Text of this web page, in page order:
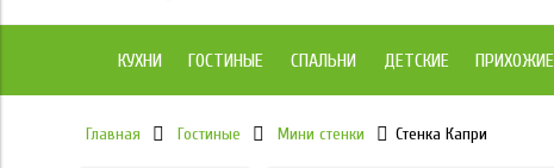
КУХНИ ГОСТИНЫЕ СПАЛЬНИ ДЕТСКИЕ ПРИХОЖИЕ
Главная Гостиные Мини стенки Стенка Капри